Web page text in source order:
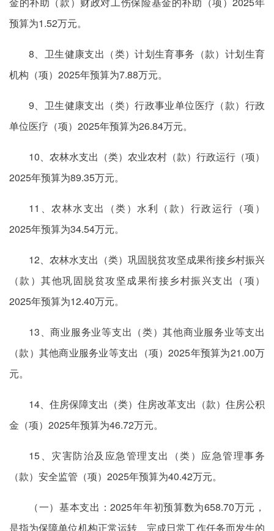
预算为1.52万元。
8、卫生健康支出（类）计划生育事务（款）计划生育
机构（项）2025年预算为7.88万元。
9、卫生健康支出（类）行政事业单位医疗（款）行政
单位医疗（项）2025年预算为26.84万元。
10、农林水支出（类）农业农村（款）行政运行（项）
2025年预算为89.35万元。
11、农林水支出（类）水利（款）行政运行（项）
2025年预算为34.54万元。
12、农林水支出（类）巩固脱贫攻坚成果衔接乡村振兴
（款）其他巩固脱贫攻坚成果衔接乡村振兴支出（项）
2025年预算为12.40万元。
13、商业服务业等支出（类）其他商业服务业等支出
（款）其他商业服务业等支出（项）2025年预算为21.00万
元。
14、住房保障支出（类）住房改革支出（款）住房公积
金（项）2025年预算为46.72万元。
15、灾害防治及应急管理支出（类）应急管理事务
（款）安全监管（项）2025年预算为40.42万元。
（一）基本支出：2025年年初预算数为658.70万元，
是指为保障单位机构正常运转、完成日常工作任务而发生的